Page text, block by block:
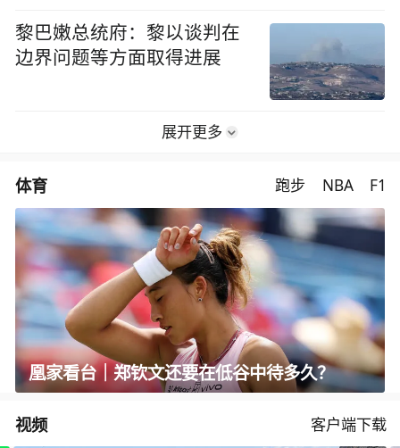
黎巴嫩总统府：黎以谈判在
边界问题等方面取得进展
展开更多
体育 跑步 NBA F1
凰家看台｜郑钦文还要在低谷中待多久？
视频 客户端下载